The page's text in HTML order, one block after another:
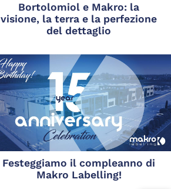
Bortolomiol e Makro: la
visione, la terra e la perfezione
del dettaglio
Festeggiamo il compleanno di
Makro Labelling!